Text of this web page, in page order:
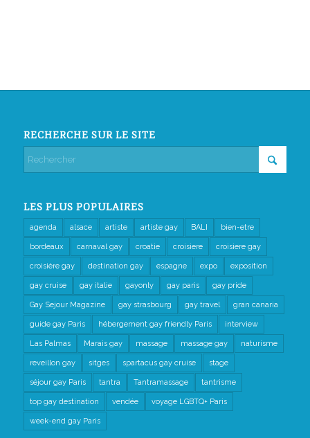
RECHERCHE SUR LE SITE
LES PLUS POPULAIRES
agenda alsace artiste artiste gay BALI bien-etre
bordeaux carnaval gay croatie croisiere croisiere gay
croisière gay destination gay espagne expo exposition
gay cruise gay italie gayonly gay paris gay pride
Gay Sejour Magazine gay strasbourg gay travel gran canaria
guide gay Paris hébergement gay friendly Paris interview
Las Palmas Marais gay massage massage gay naturisme
reveillon gay sitges spartacus gay cruise stage
séjour gay Paris tantra Tantramassage tantrisme
top gay destination vendée voyage LGBTQ+ Paris
week-end gay Paris